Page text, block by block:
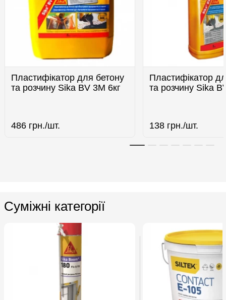
Пластифікатор для бетону
та розчину Sika BV 3M 6кг
486 грн./шт.
Пластифікатор
та розчину Sika
138 грн./шт.
Суміжні категорії